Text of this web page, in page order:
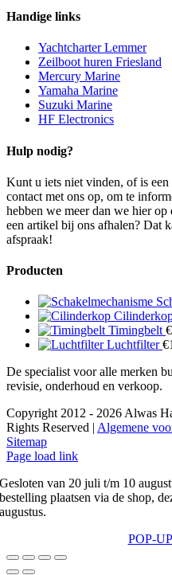
Handige links
Yachtcharter Lemmer
Zeilboot huren Friesland
Mercury Marine
Yamaha Marine
Suzuki Marine
HF Electronics
Hulp nodig?
Kunt u iets niet vinden, of is
contact met ons op, om te
hebben we meer dan we hier
een artikel bij ons afhalen? Dat
afspraak!
Producten
Timingbelt €
Luchtfilter €
De specialist voor alle merken
revisie, onderhoud en verkoop.
Copyright 2012 - 2026 Alwas
Rights Reserved | Algemene
Sitemap
Page load link
Gesloten van 20 juli t/m 10
bestelling plaatsen via de shop,
augustus.
POP-